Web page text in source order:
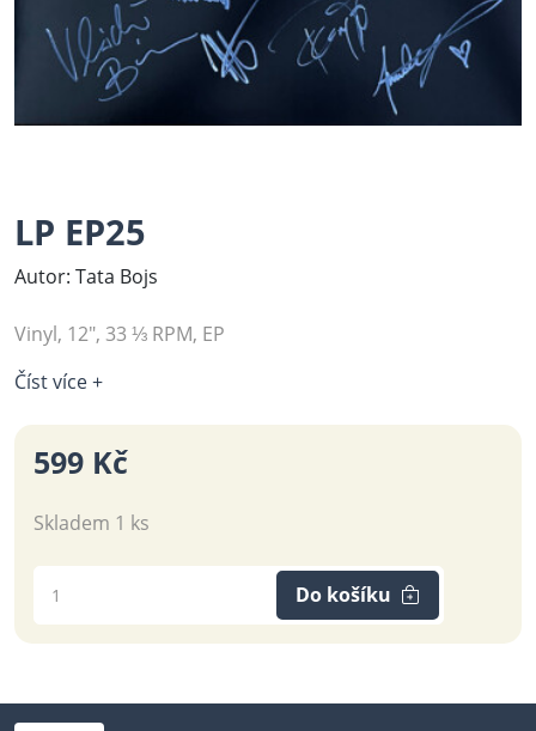
LP EP25
Autor: Tata Bojs
Vinyl, 12", 33 ⅓ RPM, EP
Číst více +
599 Kč
Skladem 1 ks
Do košíku